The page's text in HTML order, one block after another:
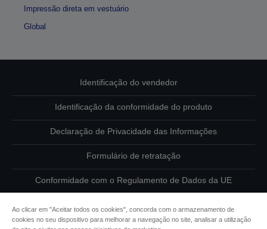
Impressão direta em vestuário
Global
Identificação do vendedor
Identificação da conformidade do produto
Declaração de Privacidade das Informações
Formulário de retratação
Conformidade com o Regulamento de Dados da UE
Ao clicar em "Aceitar todos os cookies", concorda com o armazenamento de
cookies no seu dispositivo para melhorar a navegação no site, analisar a utilização